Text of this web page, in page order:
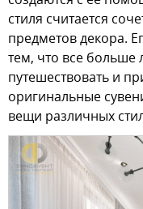
стиля считается
предметов декора.
тем, что все больше
путешествовать и
оригинальные
вещи различных